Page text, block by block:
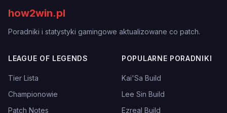
how2win.pl
Poradniki i statystyki gamingowe aktualizowane co patch.
LEAGUE OF LEGENDS
Tier Lista
Championowie
Patch Notes
POPULARNE PORADNIKI
Kai'Sa Build
Lee Sin Build
Ezreal Build